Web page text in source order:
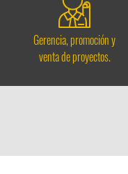
Gerencia, promoción y
venta de proyectos.